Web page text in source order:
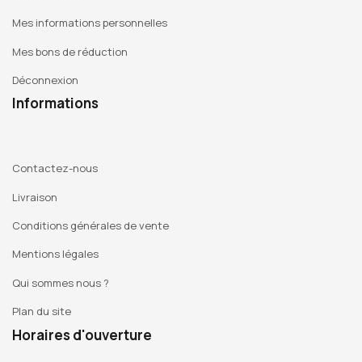
Mes informations personnelles
Mes bons de réduction
Déconnexion
Informations
Contactez-nous
Livraison
Conditions générales de vente
Mentions légales
Qui sommes nous ?
Plan du site
Horaires d'ouverture